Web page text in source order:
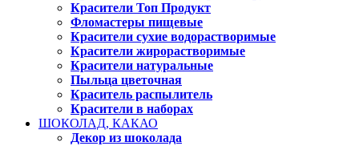
Красители Топ Продукт
Фломастеры пищевые
Красители сухие водорастворимые
Красители жирорастворимые
Красители натуральные
Пыльца цветочная
Краситель распылитель
Красители в наборах
ШОКОЛАД, КАКАО
Декор из шоколада